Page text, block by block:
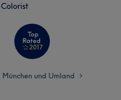
München und Umland >